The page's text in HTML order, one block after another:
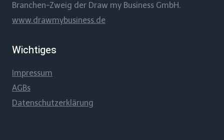
Branchen-Zweig der Draw my Business GmbH.
www.drawmybusiness.de
Wichtiges
Impressum
AGBs
Datenschutzerklärung